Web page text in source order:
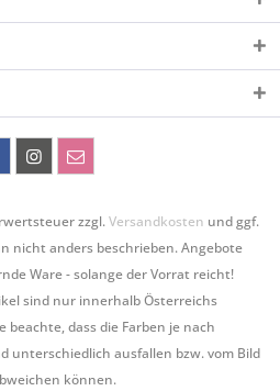
zzgl.Versandkosten und ggf.
nicht anders beschrieben. Angebote
Ware - solange der Vorrat reicht!
sind nur innerhalb Österreichs
dass die Farben je nach
unterschiedlich ausfallen bzw. vom Bild
können.